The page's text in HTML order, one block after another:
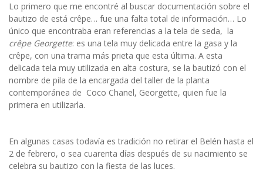
Lo primero que me encontré al buscar documentación sobre el
bautizo de está crêpe… fue una falta total de información… Lo
único que encontraba eran referencias a la tela de seda, la
crêpe Georgette: es una tela muy delicada entre la gasa y la
crêpe, con una trama más prieta que esta última. A esta
delicada tela muy utilizada en alta costura, se la bautizó con el
nombre de pila de la encargada del taller de la planta
contemporánea de Coco Chanel, Georgette, quien fue la
primera en utilizarla.
En algunas casas todavía es tradición no retirar el Belén hasta el
2 de febrero, o sea cuarenta días después de su nacimiento se
celebra su bautizo con la fiesta de las luces.